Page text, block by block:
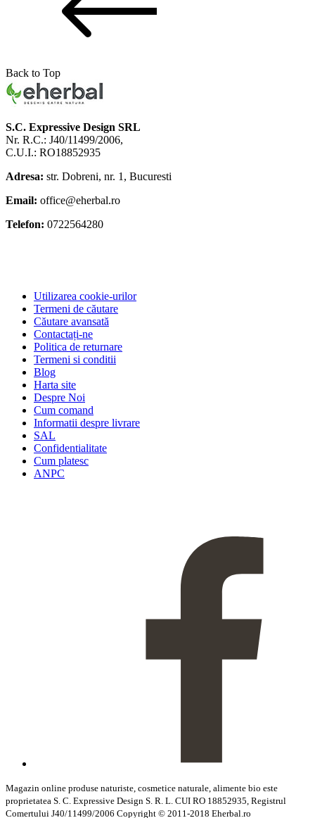
Back to Top
S.C. Expressive Design SRL
Nr. R.C.: J40/11499/2006,
C.U.I.: RO18852935
Adresa: str. Dobreni, nr. 1, Bucuresti
Email: office@eherbal.ro
Telefon: 0722564280
Utilizarea cookie-urilor
Termeni de căutare
Căutare avansată
Contactați-ne
Politica de returnare
Termeni si conditii
Blog
Harta site
Despre Noi
Cum comand
Informatii despre livrare
SAL
Confidentialitate
Cum platesc
ANPC
Magazin online produse naturiste, cosmetice naturale, alimente bio este
proprietatea S. C. Expressive Design S. R. L. CUI RO 18852935, Registrul
Comertului J40/11499/2006 Copyright © 2011-2018 Eherbal.ro